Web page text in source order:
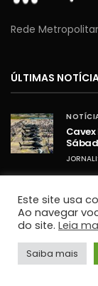
Rede
ÚLTIMAS
STF
Este site usa
Ao navegar
do site. Leia
Saiba mais